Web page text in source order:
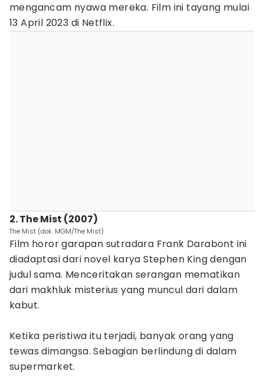
mengancam nyawa mereka. Film ini tayang mulai
13 April 2023 di Netflix.
2. The Mist (2007)
The Mist (dok. MGM/The Mist)
Film horor garapan sutradara Frank Darabont ini
diadaptasi dari novel karya Stephen King dengan
judul sama. Menceritakan serangan mematikan
dari makhluk misterius yang muncul dari dalam
kabut.
Ketika peristiwa itu terjadi, banyak orang yang
tewas dimangsa. Sebagian berlindung di dalam
supermarket.